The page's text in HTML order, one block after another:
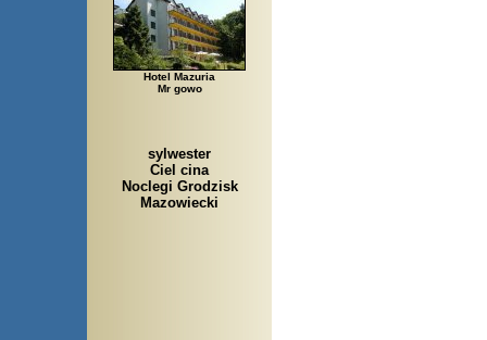
Hotel Mazuria
Mr gowo
sylwester
Ciel cina
Noclegi Grodzisk
Mazowiecki